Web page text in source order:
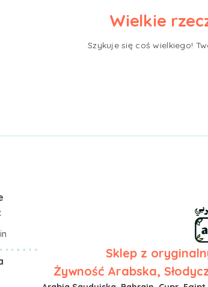
Wielkie
Szykuje się coś wielkiego!
Sklep z
Żywność Arabska,